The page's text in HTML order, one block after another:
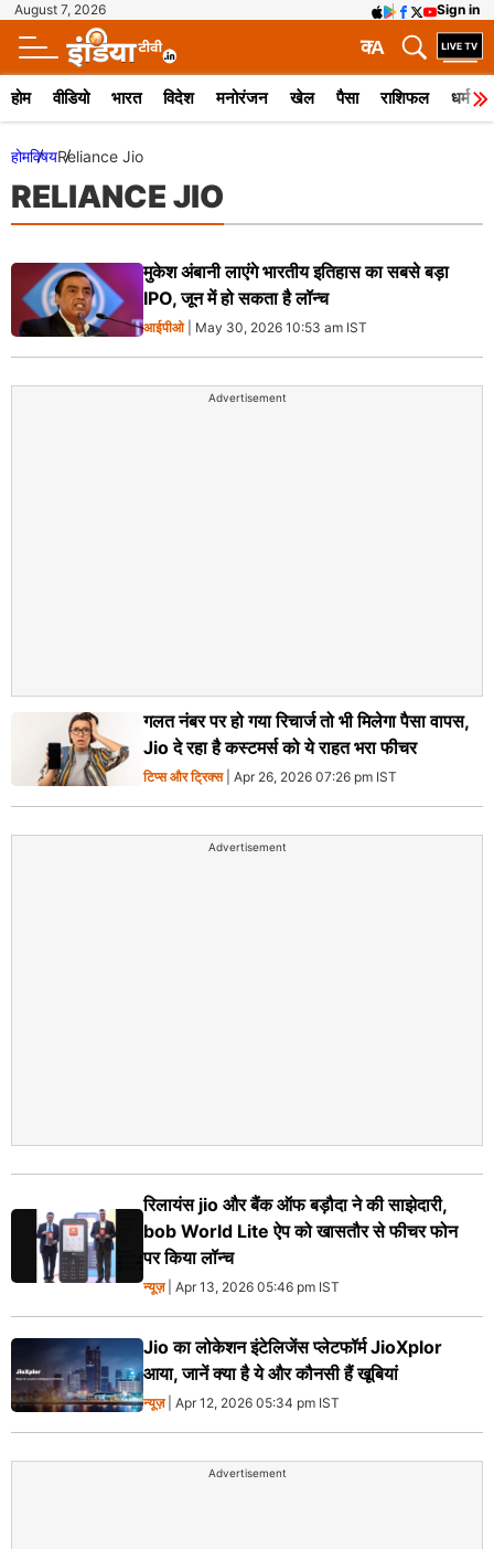
August 7, 2026 Sign in
A
क
होम वीडियो भारत विदेश मनोरंजन खेल पैसा राशिफल धर्म
होमविषयReliance Jio
RELIANCE JIO
मुकेश अंबानी लाएंगे भारतीय इतिहास का सबसे बड़ा
IPO, जून में हो सकता है लॉन्च
आईपीओ| May 30, 2026 10:53 am IST
Advertisement
गलत नंबर पर हो गया रिचार्ज तो भी मिलेगा पैसा वापस,
Jio दे रहा है कस्टमर्स को ये राहत भरा फीचर
टिप्स और ट्रिक्स| Apr 26, 2026 07:26 pm IST
Advertisement
रिलायंस jio और बैंक ऑफ बड़ौदा ने की साझेदारी,
bob World Lite ऐप को खासतौर से फीचर फोन
पर किया लॉन्च
न्यूज़| Apr 13, 2026 05:46 pm IST
Jio का लोकेशन इंटेलिजेंस प्लेटफॉर्म JioXplor
आया, जानें क्या है ये और कौनसी हैं खूबियां
न्यूज़| Apr 12, 2026 05:34 pm IST
Advertisement